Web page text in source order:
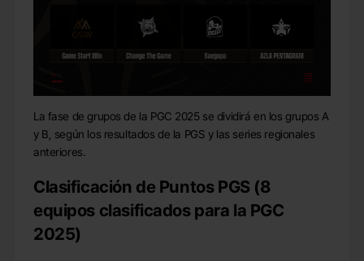
La fase de grupos de la PGC 2025 se dividirá en los grupos A
y B, según los resultados de la PGS y las series regionales
anteriores.
Clasificación de Puntos PGS (8
equipos clasificados para la PGC
2025)